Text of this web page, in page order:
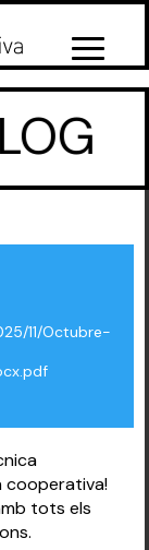
11/Octubre-
cooperativa!
tots els